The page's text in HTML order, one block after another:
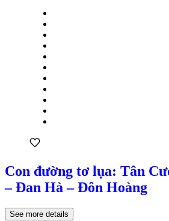
Con đường tơ lụa: Tân
– Đan Hà – Đôn Hoàng
See more details